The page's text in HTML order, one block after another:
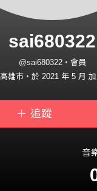
sai680322
@sai680322・會員
高雄市・於 2021 年 5 月
＋ 追蹤
音